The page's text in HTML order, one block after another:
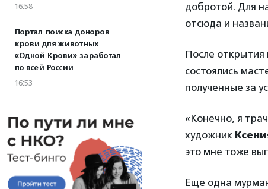
16:58
Портал поиска доноров
крови для животных
«Одной Крови» заработал
по всей России
16:53
добротой. Для
отсюда и
После открытия
состоялись
полученные за
«Конечно, я
художник
это мне тоже
Еще одна